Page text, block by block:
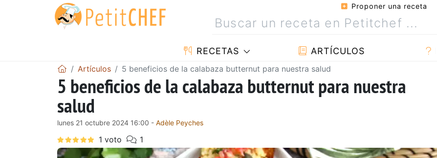
Proponer una receta
RECETAS ARTÍCULOS
Artículos 5 beneficios de la calabaza butternut para nuestra salud
5 beneficios de la calabaza butternut para nuestra
salud
lunes 21 octubre 2024 16:00 - Adèle Peyches